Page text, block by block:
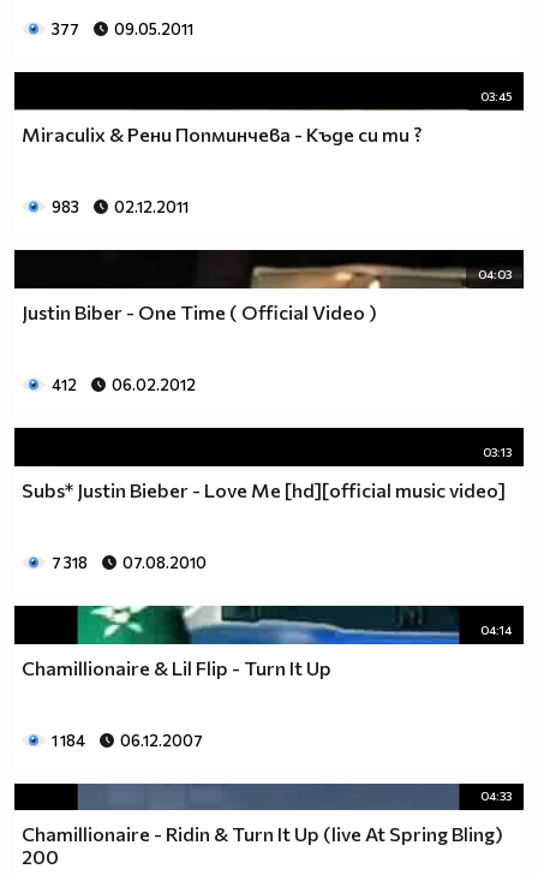
377 09.05.2011
03:45
Miraculix & Рени Попминчева - Къде си ти ?
983 02.12.2011
04:03
Justin Biber - One Time ( Official Video )
412 06.02.2012
03:13
Subs* Justin Bieber - Love Me [hd][official music video]
7 318 07.08.2010
04:14
Chamillionaire & Lil Flip - Turn It Up
1 184 06.12.2007
04:33
Chamillionaire - Ridin & Turn It Up (live At Spring Bling)
200